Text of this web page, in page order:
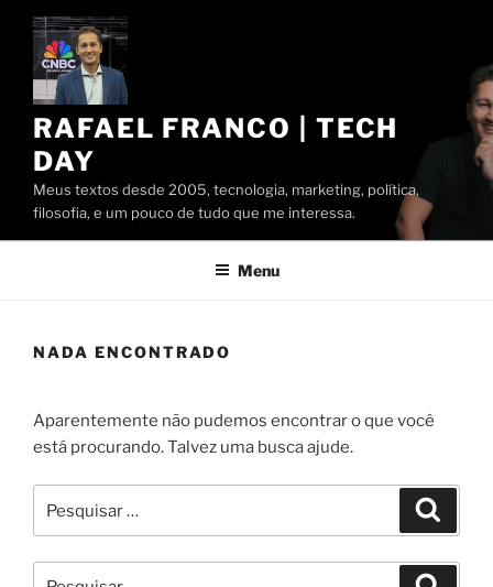
Pular
conteúdo
RAFAEL FRANCO | TECH
DAY
Meus textos desde 2005, tecnologia, marketing, política,
filosofia, e um pouco de tudo que me interessa.
Menu
NADA ENCONTRADO
Aparentemente não pudemos encontrar o que você
está procurando. Talvez uma busca ajude.
por: